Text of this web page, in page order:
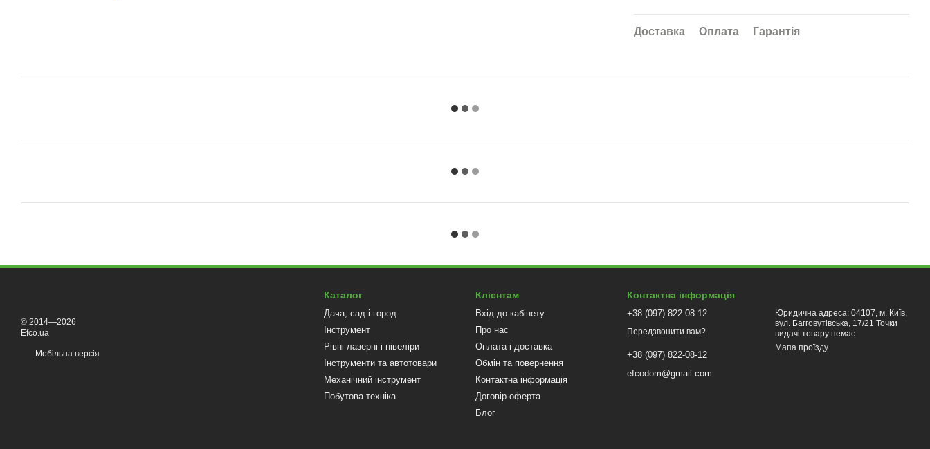
Доставка Оплата Гарантія
© 2014—2026
Efco.ua
Мобільна версія
Каталог
Дача, сад і город
Інструмент
Рівні лазерні і нівеліри
Інструменти та автотовари
Механічний інструмент
Побутова техніка
Клієнтам
Вхід до кабінету
Про нас
Оплата і доставка
Обмін та повернення
Контактна інформація
Договір-оферта
Блог
Контактна інформація
+38 (097) 822-08-12
Передзвонити вам?
+38 (097) 822-08-12
efcodom@gmail.com
Юридична адреса: 04107, м. Київ,
вул. Багговутівська, 17/21 Точки
видачі товару немає
Мапа проїзду